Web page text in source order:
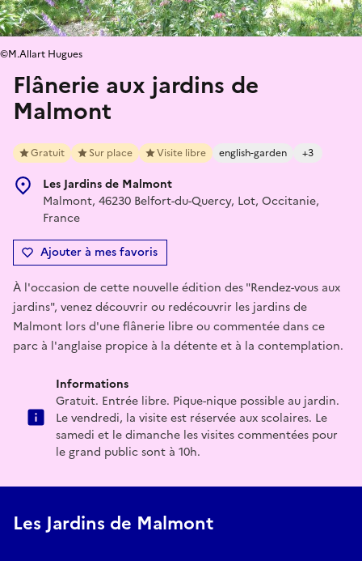
Flânerie aux jardins de
Malmont
Gratuit Sur place Visite libre english-garden +3
Les Jardins de Malmont
Malmont, 46230 Belfort-du-Quercy, Lot, Occitanie,
France
Ajouter à mes favoris
©M.Allart Hugues
À l'occasion de cette nouvelle édition des "Rendez-vous aux
jardins", venez découvrir ou redécouvrir les jardins de
Malmont lors d'une flânerie libre ou commentée dans ce
parc à l'anglaise propice à la détente et à la contemplation.
Informations
Gratuit. Entrée libre. Pique-nique possible au jardin.
Le vendredi, la visite est réservée aux scolaires. Le
samedi et le dimanche les visites commentées pour
le grand public sont à 10h.
Les Jardins de Malmont